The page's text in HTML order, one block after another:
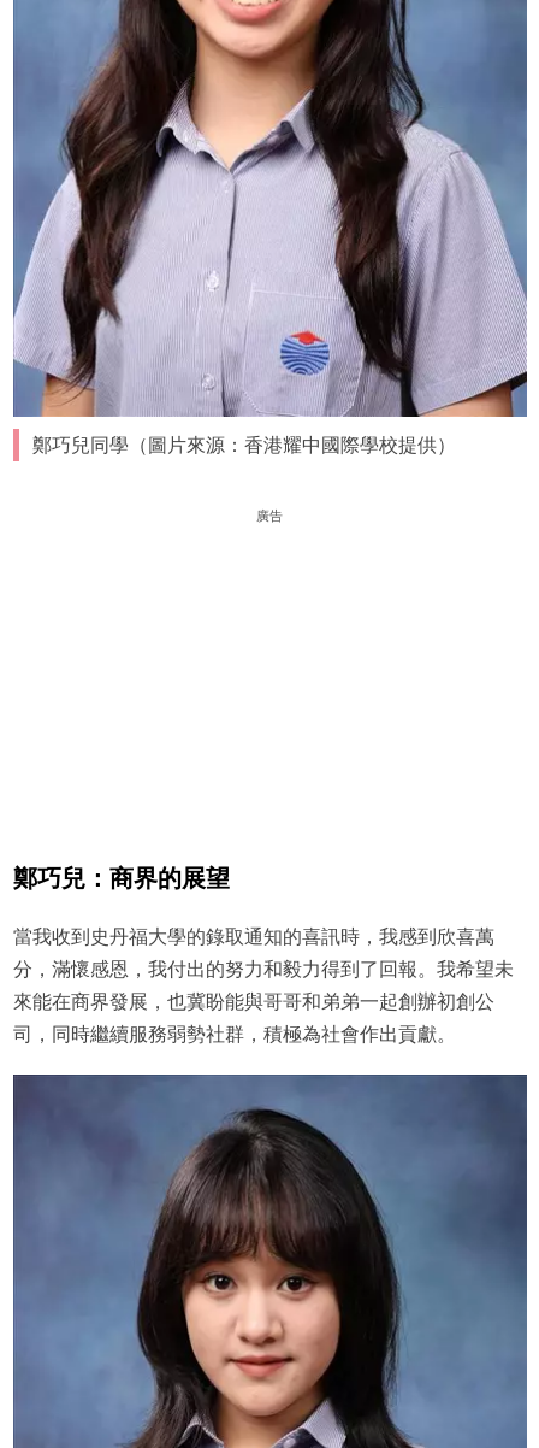
鄭巧兒同學（圖片來源：香港耀中國際學校提供）
廣告
鄭巧兒：商界的展望
當我收到史丹福大學的錄取通知的喜訊時，我感到欣喜萬
分，滿懷感恩，我付出的努力和毅力得到了回報。我希望未
來能在商界發展，也冀盼能與哥哥和弟弟一起創辦初創公
司，同時繼續服務弱勢社群，積極為社會作出貢獻。